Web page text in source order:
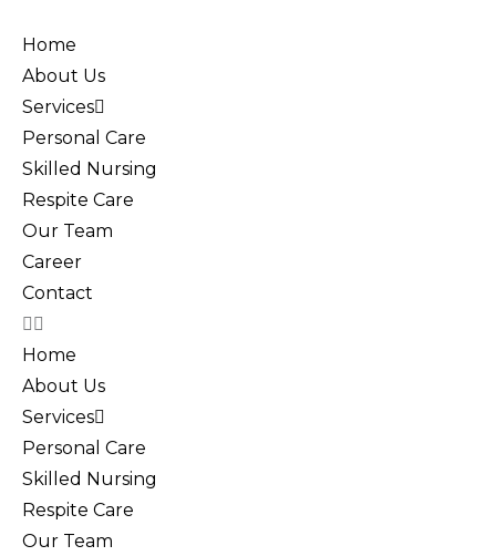
Home
About Us
Services
Personal Care
Skilled Nursing
Respite Care
Our Team
Career
Contact
Home
About Us
Services
Personal Care
Skilled Nursing
Respite Care
Our Team